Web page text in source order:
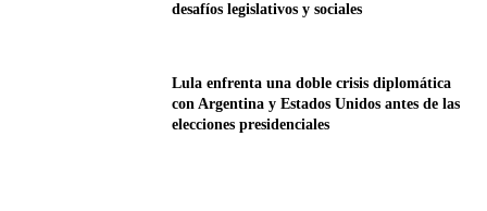
desafíos legislativos y sociales
Lula enfrenta una doble crisis diplomática
con Argentina y Estados Unidos antes de las
elecciones presidenciales